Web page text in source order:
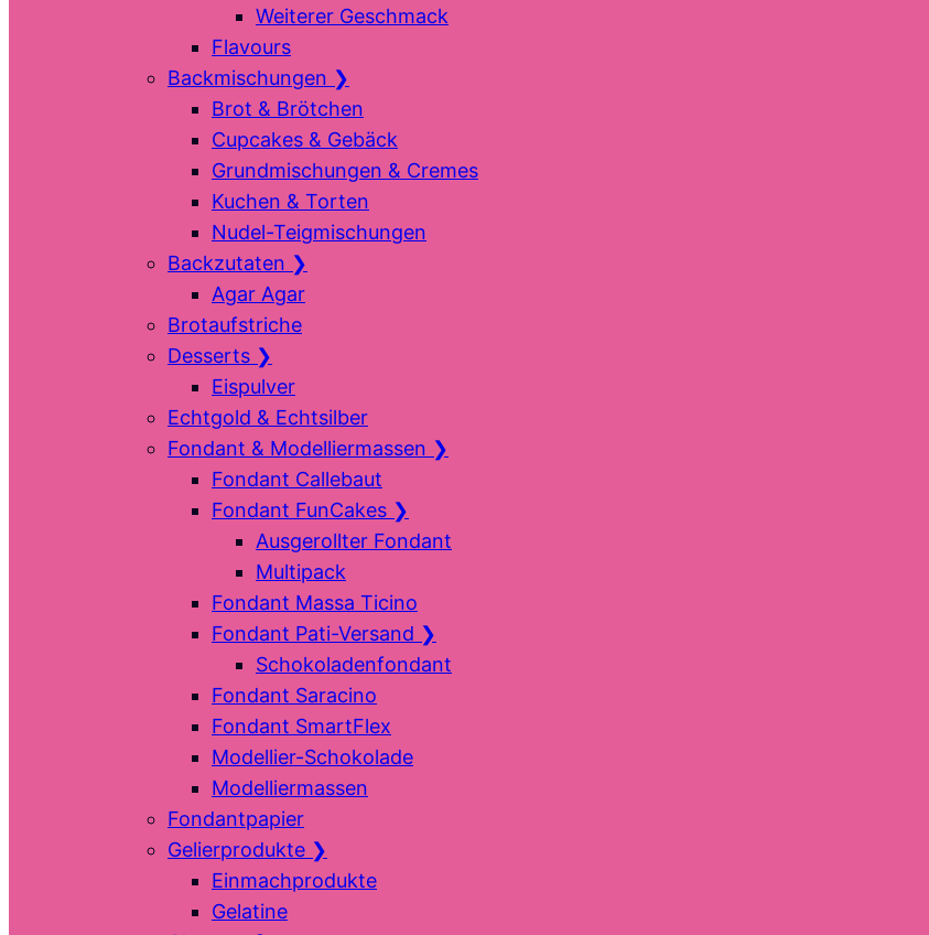
Weiterer Geschmack
Flavours
Backmischungen ❯
Brot & Brötchen
Cupcakes & Gebäck
Grundmischungen & Cremes
Kuchen & Torten
Nudel-Teigmischungen
Backzutaten ❯
Agar Agar
Brotaufstriche
Desserts ❯
Eispulver
Echtgold & Echtsilber
Fondant & Modelliermassen ❯
Fondant Callebaut
Fondant FunCakes ❯
Ausgerollter Fondant
Multipack
Fondant Massa Ticino
Fondant Pati-Versand ❯
Schokoladenfondant
Fondant Saracino
Fondant SmartFlex
Modellier-Schokolade
Modelliermassen
Fondantpapier
Gelierprodukte ❯
Einmachprodukte
Gelatine